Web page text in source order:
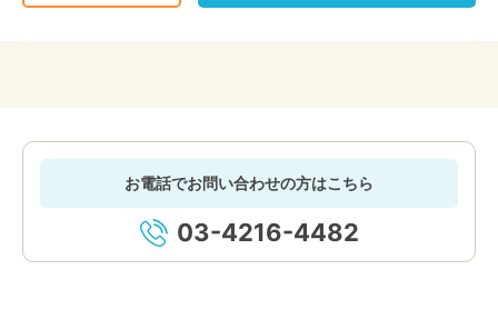
お電話でお問い合わせの方はこちら
03-4216-4482